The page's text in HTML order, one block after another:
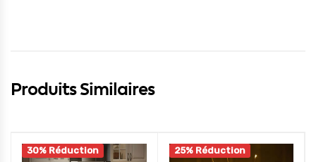
Produits Similaires
30% Réduction 25% Réduction